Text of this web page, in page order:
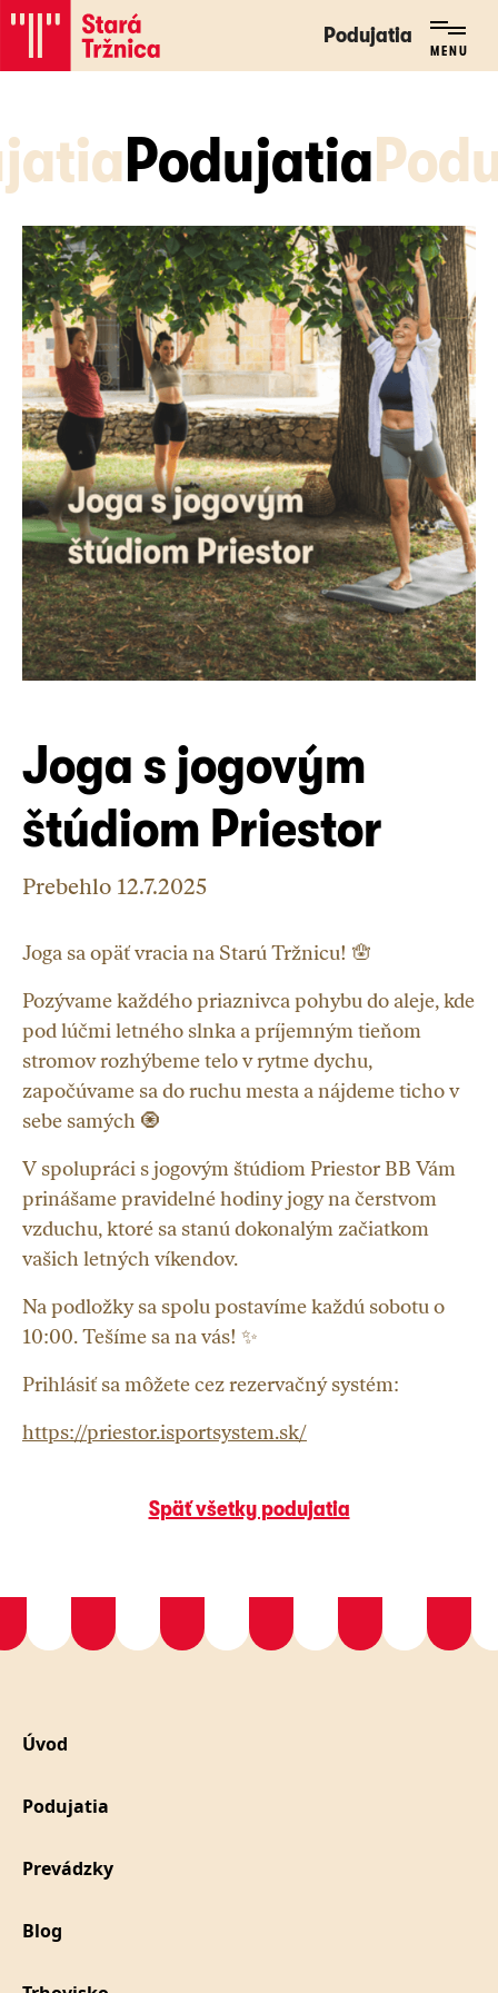
Podujatia
MENU
Podujatia
MENU
Podujatia
Joga s jogovým
štúdiom Priestor
Prebehlo 12.7.2025
Joga sa opäť vracia na Starú Tržnicu! 🪬
Pozývame každého priaznivca pohybu do aleje, kde
pod lúčmi letného slnka a príjemným tieňom
stromov rozhýbeme telo v rytme dychu,
započúvame sa do ruchu mesta a nájdeme ticho v
sebe samých 🧿
V spolupráci s jogovým štúdiom Priestor BB Vám
prinášame pravidelné hodiny jogy na čerstvom
vzduchu, ktoré sa stanú dokonalým začiatkom
vašich letných víkendov.
Na podložky sa spolu postavíme každú sobotu o
10:00. Tešíme sa na vás! ✨
Prihlásiť sa môžete cez rezervačný systém:
https://priestor.isportsystem.sk/
Späť všetky podujatia
Úvod
Podujatia
Prevádzky
Blog